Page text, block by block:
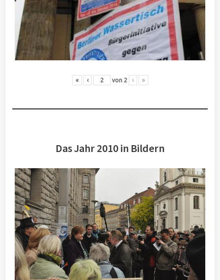
« ‹ von 2 › »
Das Jahr 2010 in Bildern